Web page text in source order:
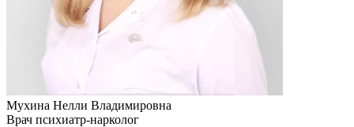
Мухина Нелли Владимировна
Врач психиатр-нарколог